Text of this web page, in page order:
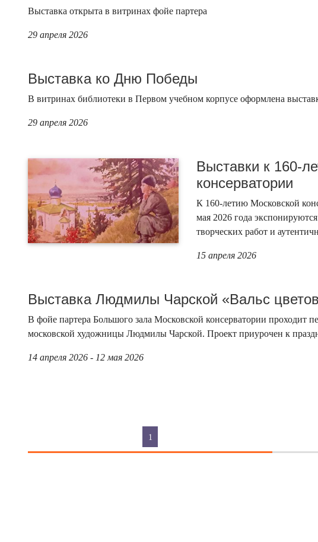
Выставка открыта в витринах фойе партера
29 апреля 2026
Выставка ко Дню Победы
В витринах библиотеки в Первом учебном корпусе оформлена
29 апреля 2026
Выставки к 160-
консерватории
К 160-летию Московской
мая 2026 года
творческих работ и
15 апреля 2026
Выставка Людмилы Чарской «Вальс
В фойе партера Большого зала Московской консерватории проходит
московской художницы Людмилы Чарской. Проект приурочен к
14 апреля 2026 - 12 мая 2026
1